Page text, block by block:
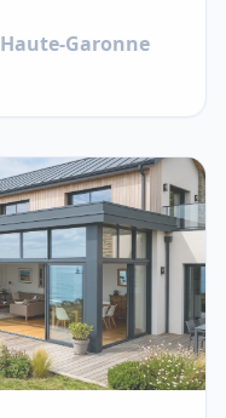
Haute-Garonne